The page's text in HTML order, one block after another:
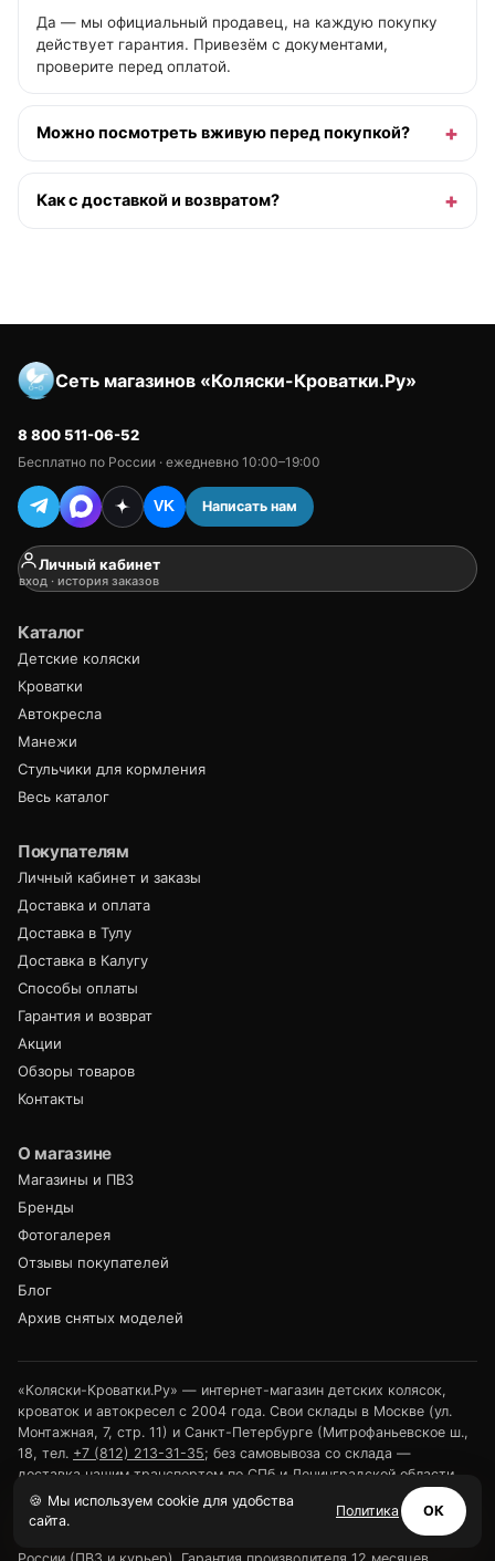
Да — мы официальный продавец, на каждую покупку
действует гарантия. Привезём с документами,
проверите перед оплатой.
Можно посмотреть вживую перед покупкой?
Как с доставкой и возвратом?
Сеть магазинов «Коляски-Кроватки.Ру»
8 800 511-06-52
Бесплатно по России · ежедневно 10:00–19:00
VK Написать нам
Личный кабинет
вход · история заказов
Каталог
Детские коляски
Кроватки
Автокресла
Манежи
Стульчики для кормления
Весь каталог
Покупателям
Личный кабинет и заказы
Доставка и оплата
Доставка в Тулу
Доставка в Калугу
Способы оплаты
Гарантия и возврат
Акции
Обзоры товаров
Контакты
О магазине
Магазины и ПВЗ
Бренды
Фотогалерея
Отзывы покупателей
Блог
Архив снятых моделей
«Коляски-Кроватки.Ру» — интернет-магазин детских колясок,
кроваток и автокресел с 2004 года. Свои склады в Москве (ул.
Монтажная, 7, стр. 11) и Санкт-Петербурге (Митрофаньевское ш.,
18, тел. +7 (812) 213-31-35; без самовывоза со склада —
доставка нашим транспортом по СПб и Ленинградской области
или выдача в ПВЗ). Розничные магазины — в Туле (ул.
Арсенальная, 2а) и Калуге (ул. Дзержинского, 35); своя
курьерская доставка в Костроме и Ярославле; доставка по всей
🍪 Мы используем cookie для удобства
сайта.
Политика ОК